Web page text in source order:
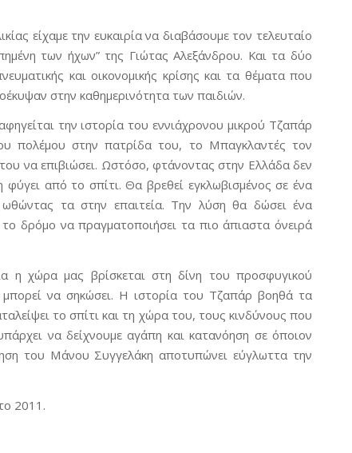
είχαμε την ευκαιρία να διαβάσουμε τον τελευταίο
των ήχων” της Γιώτας Αλεξάνδρου. Και τα δύο
και οικονομικής κρίσης και τα θέματα που
στην καθημερινότητα των παιδιών.
την ιστορία του εννιάχρονου μικρού Τζαπάρ
πολέμου στην πατρίδα του, το Μπαγκλαντές τον
να επιβιώσει. Ωστόσο, φτάνοντας στην Ελλάδα δεν
από το σπίτι. Θα βρεθεί εγκλωβισμένος σε ένα
ωθώντας τα στην επαιτεία. Την λύση θα δώσει ένα
δρόμο να πραγματοποιήσει τα πιο άπιαστα όνειρά
η χώρα μας βρίσκεται στη δίνη του προσφυγικού
να σηκώσει. Η ιστορία του Τζαπάρ βοηθά τα
το σπίτι και τη χώρα του, τους κινδύνους που
να δείχνουμε αγάπη και κατανόηση σε όποιον
του Μάνου Συγγελάκη αποτυπώνει εύγλωττα την
2011.